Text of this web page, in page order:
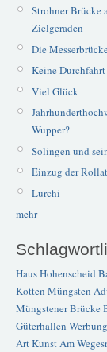
Strohner Brücke
Zielgeraden
Die
Keine
Viel Glück
Wupper?
Solingen und
Einzug der
Lurchi
mehr
Haus Hohenscheid
Kotten Müngsten
Müngstener Brücke
Güterhallen Werbung
ArtKunstAm